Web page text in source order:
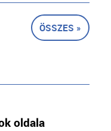
ÖSSZES »
oldala